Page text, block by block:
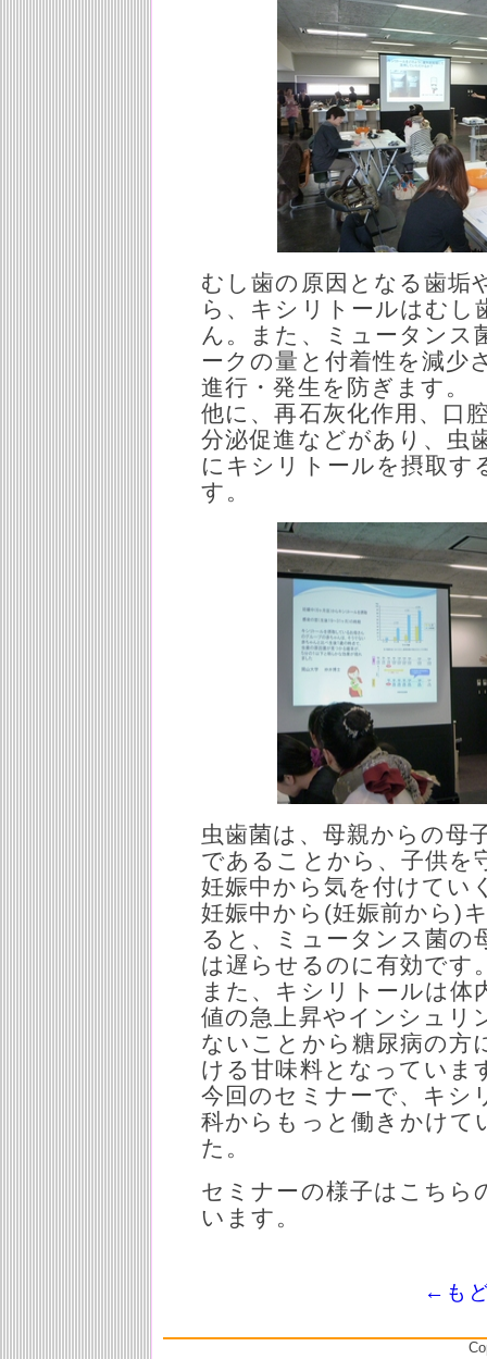
むし歯の原因となる歯垢
ら、キシリトールはむし
ん。また、ミュータンス
ークの量と付着性を減少
進行・発生を防ぎます。
他に、再石灰化作用、口
分泌促進などがあり、虫
にキシリトールを摂取す
す。
虫歯菌は、母親からの母
であることから、子供を
妊娠中から気を付けてい
妊娠中から(妊娠前から)
ると、ミュータンス菌の
は遅らせるのに有効です
また、キシリトールは体
値の急上昇やインシュリ
ないことから糖尿病の方
ける甘味料となっていま
今回のセミナーで、キシ
科からもっと働きかけて
た。
セミナーの様子はこちら
います。
←も